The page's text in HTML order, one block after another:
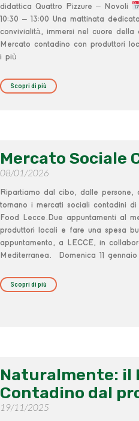
didattica Quattro Pizzure – Novoli
10:30 – 13:00 Una mattinata
convivialità, immersi nel cuore della
Mercato contadino con produttori
i più
Scopri di più
Mercato Sociale
08/01/2026
Ripartiamo dal cibo, dalle persone,
tornano i mercati sociali contadini
Food Lecce.Due appuntamenti al
produttori locali e fare una spesa
appuntamento, a LECCE, in
Mediterranea. Domenica 11
Scopri di più
Naturalmente: il
Contadino dal
19/11/2025